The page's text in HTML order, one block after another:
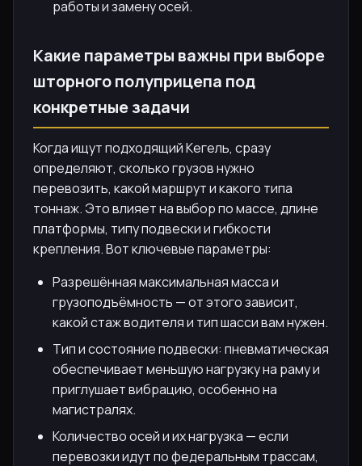
работы и замену осей.
Какие параметры важны при выборе
шторного полуприцепа под
конкретные задачи
Когда ищут подходящий Кегель, сразу
определяют, сколько грузов нужно
перевозить, какой маршрут и какого типа
тоннаж. Это влияет на выбор по массе, длине
платформы, типу подвески и гибкости
крепления. Вот ключевые параметры:
Разрешённая максимальная масса и
грузоподъёмность — от этого зависит,
какой стаж водителя и тип шасси вам нужен.
Тип и состояние подвески: пневматическая
обеспечивает меньшую нагрузку на раму и
приглушает вибрацию, особенно на
магистралях.
Количество осей и их нагрузка — если
перевозки идут по федеральным трассам,